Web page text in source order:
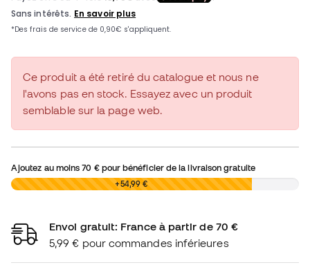
Ce produit a été retiré du catalogue et nous ne
l'avons pas en stock. Essayez avec un produit
semblable sur la page web.
Ajoutez au moins70 €pour bénéficier de la livraison gratuite
0,00 € +54,99 €
Envoi gratuit: France à partir de 70 €
5,99 € pour commandes inférieures